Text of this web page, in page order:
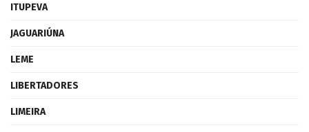
ITUPEVA
JAGUARIÚNA
LEME
LIBERTADORES
LIMEIRA